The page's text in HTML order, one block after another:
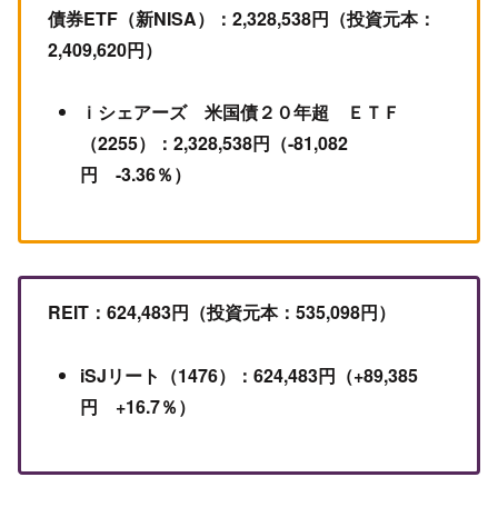
債券ETF（新NISA）：2,328,538円（投資元本：
2,409,620円）
ｉシェアーズ 米国債２０年超 ＥＴＦ
（2255）：2,328,538円（-81,082
円 -3.36％）
REIT：624,483円（投資元本：535,098円）
iSJリート（1476）：624,483円（+89,385
円 +16.7％）